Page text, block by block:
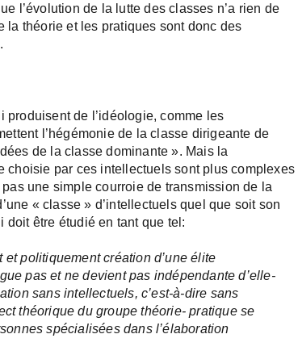
l’évolution de la lutte des classes n’a rien de
la théorie et les pratiques sont donc des
produisent de l’idéologie, comme les
l’hégémonie de la classe dirigeante de
de la classe dominante ». Mais la
par ces intellectuels sont plus complexes
une simple courroie de transmission de la
« classe » d’intellectuels quel que soit son
être étudié en tant que tel:
politiquement création d’une élite
pas et ne devient pas indépendante d’elle-
sans intellectuels, c’est-à-dire sans
théorique du groupe théorie- pratique se
spécialisées dans l’élaboration